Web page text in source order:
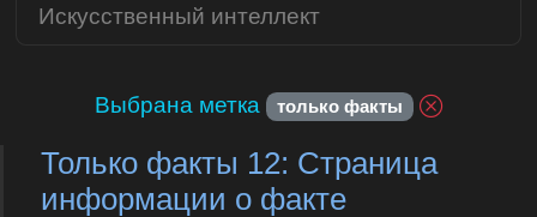
Выбрана метка только факты
Только факты 12: Страница
информации о факте
Искусственный интеллект